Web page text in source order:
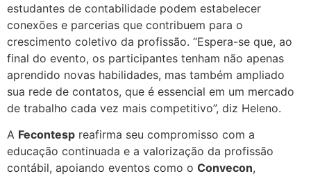
estudantes de contabilidade podem estabelecer
conexões e parcerias que contribuem para o
crescimento coletivo da profissão. “Espera-se que, ao
final do evento, os participantes tenham não apenas
aprendido novas habilidades, mas também ampliado
sua rede de contatos, que é essencial em um mercado
de trabalho cada vez mais competitivo”, diz Heleno.
A Fecontesp reafirma seu compromisso com a
educação continuada e a valorização da profissão
contábil, apoiando eventos como o Convecon,